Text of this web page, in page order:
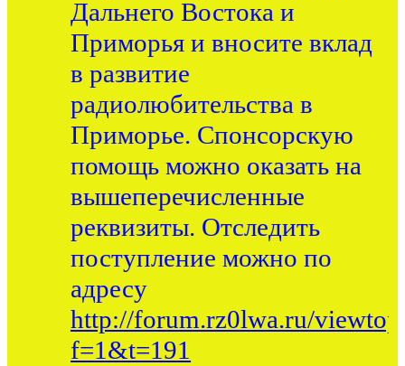
Дальнего Востока и
Приморья и вносите вклад
в развитие
радиолюбительства в
Приморье. Спонсорскую
помощь можно оказать на
вышеперечисленные
реквизиты. Отследить
поступление можно по
адресу
http://forum.rz0lwa.ru/
f=1&t=191